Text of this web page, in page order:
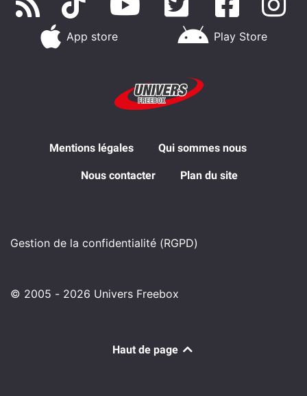
App store Play Store
Mentions légales Qui sommes nous
Nous contacter Plan du site
Gestion de la confidentialité (RGPD)
© 2005 - 2026 Univers Freebox
Haut de page